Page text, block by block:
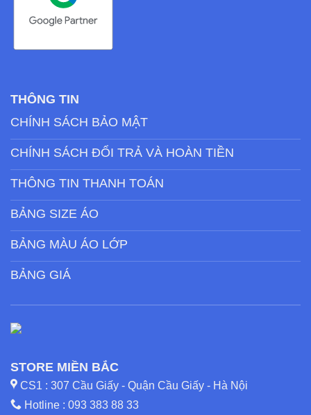
THÔNG TIN
CHÍNH SÁCH BẢO MẬT
CHÍNH SÁCH ĐỔI TRẢ VÀ HOÀN TIỀN
THÔNG TIN THANH TOÁN
BẢNG SIZE ÁO
BẢNG MÀU ÁO LỚP
BẢNG GIÁ
STORE MIỀN BẮC
CS1 : 307 Cầu Giấy - Quận Cầu Giấy - Hà Nội
Hotline : 093 383 88 33